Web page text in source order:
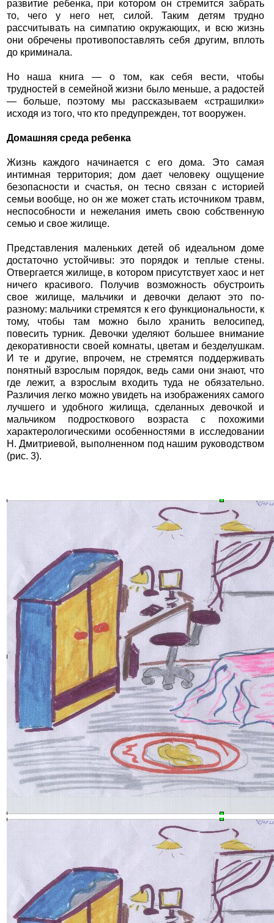
развитие ребенка, при котором он стремится забрать
то, чего у него нет, силой. Таким детям трудно
рассчитывать на симпатию окружающих, и всю жизнь
они обречены противопоставлять себя другим, вплоть
до криминала.
Но наша книга — о том, как себя вести, чтобы
трудностей в семейной жизни было меньше, а радостей
— больше, поэтому мы рассказываем «страшилки»
исходя из того, что кто предупрежден, тот вооружен.
Домашняя среда ребенка
Жизнь каждого начинается с его дома. Это самая
интимная территория; дом дает человеку ощущение
безопасности и счастья, он тесно связан с историей
семьи вообще, но он же может стать источником травм,
неспособности и нежелания иметь свою собственную
семью и свое жилище.
Представления маленьких детей об идеальном доме
достаточно устойчивы: это порядок и теплые стены.
Отвергается жилище, в котором присутствует хаос и нет
ничего красивого. Получив возможность обустроить
свое жилище, мальчики и девочки делают это по-
разному: мальчики стремятся к его функциональности, к
тому, чтобы там можно было хранить велосипед,
повесить турник. Девочки уделяют большее внимание
декоративности своей комнаты, цветам и безделушкам.
И те и другие, впрочем, не стремятся поддерживать
понятный взрослым порядок, ведь сами они знают, что
где лежит, а взрослым входить туда не обязательно.
Различия легко можно увидеть на изображениях самого
лучшего и удобного жилища, сделанных девочкой и
мальчиком подросткового возраста с похожими
характерологическими особенностями в исследовании
Н. Дмитриевой, выполненном под нашим руководством
(рис. 3).